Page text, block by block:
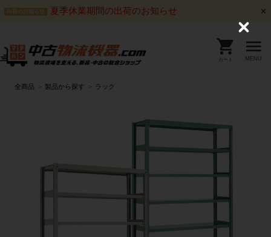
出荷のお知らせ 夏季休業期間の出荷のお知らせ
カート MENU
全商品 製品から探す ラック
C
o
s